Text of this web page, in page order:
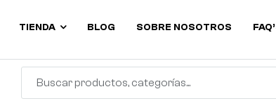
TIENDA BLOG SOBRE NOSOTROS